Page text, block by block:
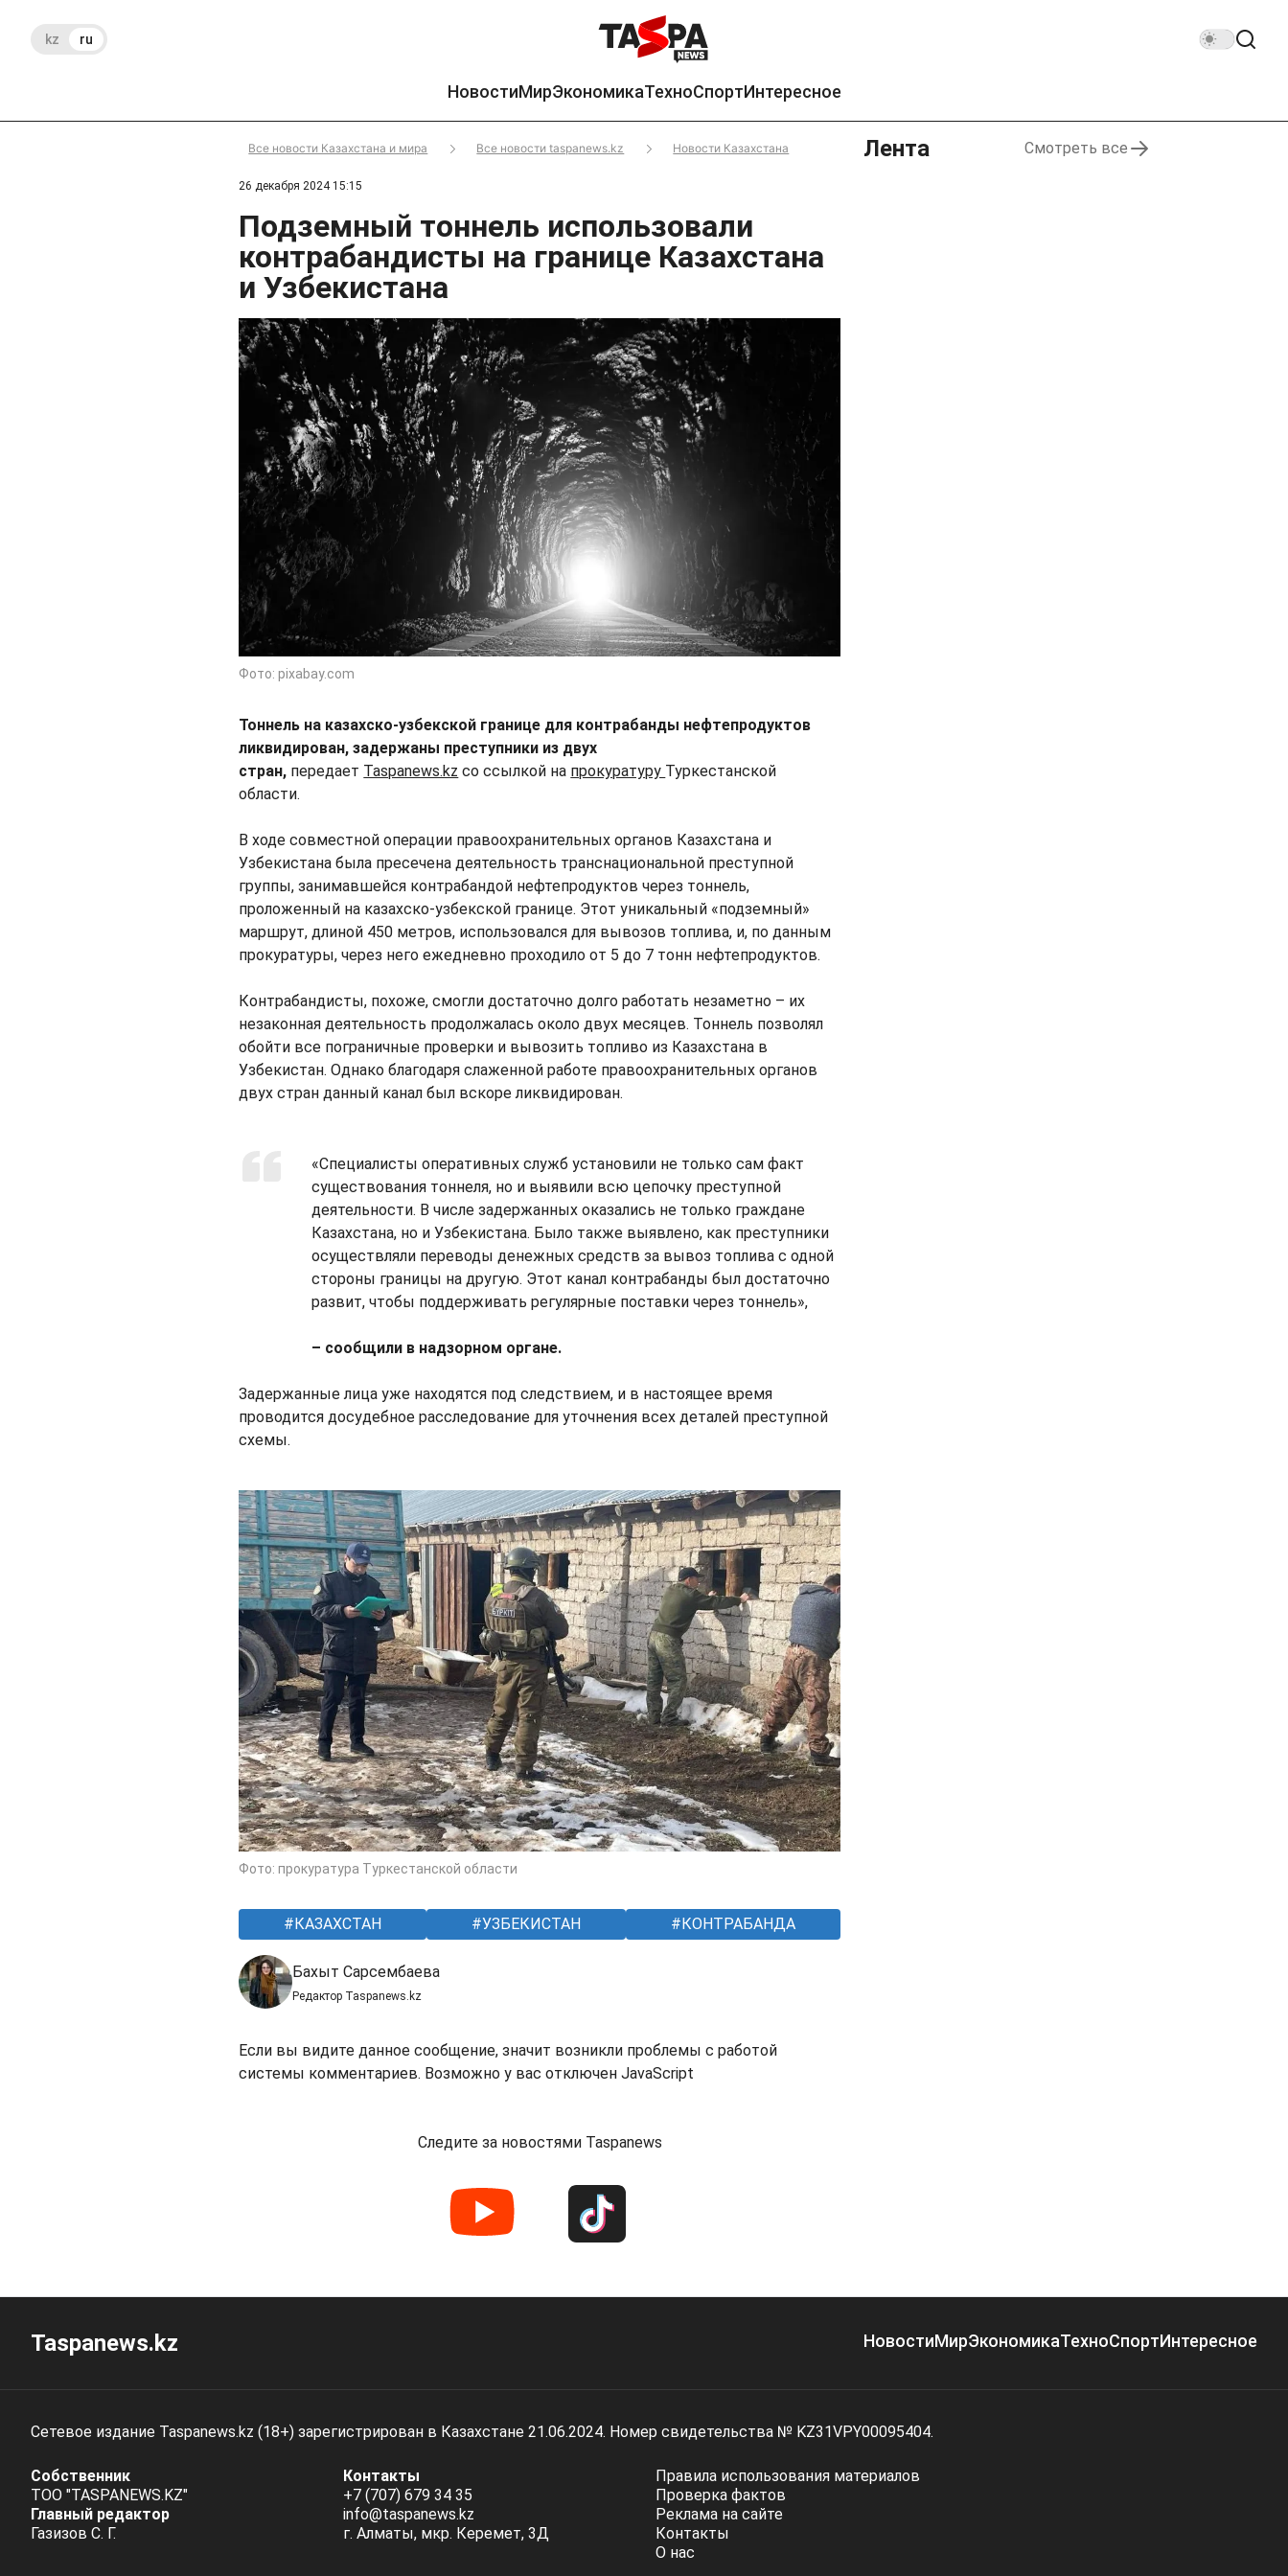
kz ru
НовостиМирЭкономикаТехноСпортИнтересное
Все новости Казахстана и мира Все новости taspanews.kz Новости Казахстана
26 декабря 2024 15:15
Подземный тоннель использовали
контрабандисты на границе Казахстана
и Узбекистана
Фото: pixabay.com
Тоннель на казахско-узбекской границе для контрабанды нефтепродуктов
ликвидирован, задержаны преступники из двух
стран, передает Taspanews.kz со ссылкой на прокуратуру Туркестанской
области.
В ходе совместной операции правоохранительных органов Казахстана и
Узбекистана была пресечена деятельность транснациональной преступной
группы, занимавшейся контрабандой нефтепродуктов через тоннель,
проложенный на казахско-узбекской границе. Этот уникальный «подземный»
маршрут, длиной 450 метров, использовался для вывозов топлива, и, по данным
прокуратуры, через него ежедневно проходило от 5 до 7 тонн нефтепродуктов.
Контрабандисты, похоже, смогли достаточно долго работать незаметно – их
незаконная деятельность продолжалась около двух месяцев. Тоннель позволял
обойти все пограничные проверки и вывозить топливо из Казахстана в
Узбекистан. Однако благодаря слаженной работе правоохранительных органов
двух стран данный канал был вскоре ликвидирован.
«Специалисты оперативных служб установили не только сам факт
существования тоннеля, но и выявили всю цепочку преступной
деятельности. В числе задержанных оказались не только граждане
Казахстана, но и Узбекистана. Было также выявлено, как преступники
осуществляли переводы денежных средств за вывоз топлива с одной
стороны границы на другую. Этот канал контрабанды был достаточно
развит, чтобы поддерживать регулярные поставки через тоннель»,
– сообщили в надзорном органе.
Задержанные лица уже находятся под следствием, и в настоящее время
проводится досудебное расследование для уточнения всех деталей преступной
схемы.
Фото: прокуратура Туркестанской области
КАЗАХСТАН УЗБЕКИСТАН КОНТРАБАНДА
Бахыт Сарсембаева
Редактор Taspanews.kz
Если вы видите данное сообщение, значит возникли проблемы с работой
системы комментариев. Возможно у вас отключен JavaScript
Следите за новостями Taspanews
Лента Смотреть все
Taspanews.kz НовостиМирЭкономикаТехноСпортИнтересное
Сетевое издание Taspanews.kz (18+) зарегистрирован в Казахстане 21.06.2024. Номер свидетельства № KZ31VPY00095404.
Собственник
ТОО "TASPANEWS.KZ"
Главный редактор
Газизов С. Г.
Контакты
+7 (707) 679 34 35
info@taspanews.kz
г. Алматы, мкр. Керемет, 3Д
Правила использования материалов
Проверка фактов
Реклама на сайте
Контакты
О нас